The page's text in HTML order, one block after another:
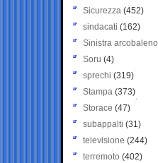
Sicurezza (452)
sindacati (162)
Sinistra arcobaleno
Soru (4)
sprechi (319)
Stampa (373)
Storace (47)
subappalti (31)
televisione(244)
terremoto (402)